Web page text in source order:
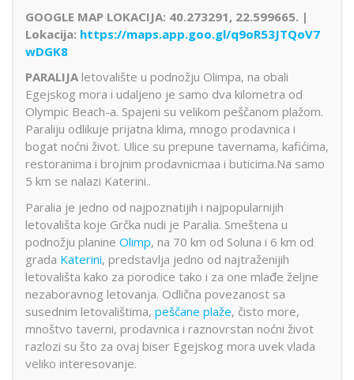
GOOGLE MAP LOKACIJA: 40.273291, 22.599665. |
Lokacija: https://maps.app.goo.gl/q9oR53JTQoV7
wDGK8
PARALIJA letovalište u podnožju Olimpa, na obali
Egejskog mora i udaljeno je samo dva kilometra od
Olympic Beach-a. Spajeni su velikom peščanom plažom.
Paraliju odlikuje prijatna klima, mnogo prodavnica i
bogat noćni život. Ulice su prepune tavernama, kafićima,
restoranima i brojnim prodavnicmaa i buticima.Na samo
5 km se nalazi Katerini..
Paralia je jedno od najpoznatijih i najpopularnijih
letovališta koje Grčka nudi je Paralia. Smeštena u
podnožju planine Olimp, na 70 km od Soluna i 6 km od
grada Katerini, predstavlja jedno od najtraženijih
letovališta kako za porodice tako i za one mlađe željne
nezaboravnog letovanja. Odlična povezanost sa
susednim letovalištima, peščane plaže, čisto more,
mnoštvo taverni, prodavnica i raznovrstan noćni život
razlozi su što za ovaj biser Egejskog mora uvek vlada
veliko interesovanje.